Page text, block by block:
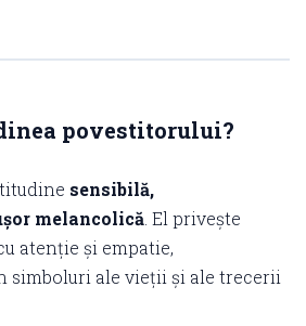
povestitorului?
sensibilă,
melancolică . El privește
atenție și empatie,
simboluri ale vieții și ale trecerii